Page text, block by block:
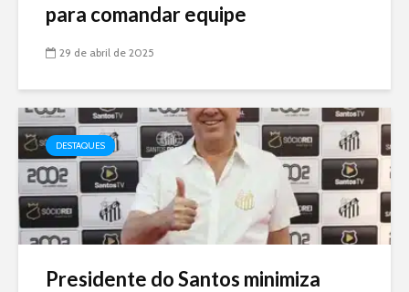
para comandar equipe
29 de abril de 2025
DESTAQUES
Presidente do Santos minimiza